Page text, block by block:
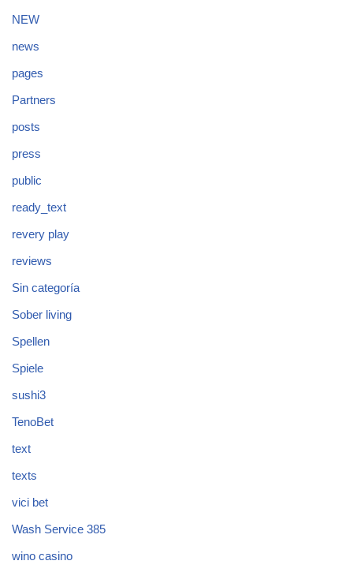
NEW
news
pages
Partners
posts
press
public
ready_text
revery play
reviews
Sin categoría
Sober living
Spellen
Spiele
sushi3
TenoBet
text
texts
vici bet
Wash Service 385
wino casino